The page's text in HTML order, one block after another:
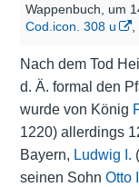
Wappenbuch, um
Cod.icon. 308 u
Nach dem Tod
d. Ä. formal den
wurde von König
1220) allerdings
Bayern, Ludwig I.
seinen Sohn Otto